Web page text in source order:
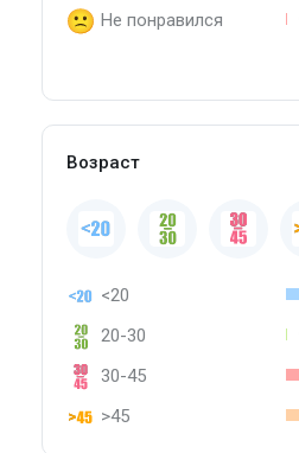
Не понравился
Возраст
<20
20-30
30-45
>45